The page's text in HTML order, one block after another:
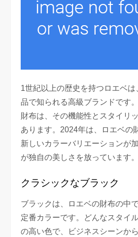
1世紀以上の歴史を持つロエベ
品で知られる高級ブランドです
財布は、その機能性とスタイリ
あります。2024年は、ロエベの
新しいカラーバリエーションが
が独自の美しさを放っています。
クラシックなブラック
ブラックは、ロエベの財布の中
定番カラーです。どんなスタイ
の高い色で、ビジネスシーンか